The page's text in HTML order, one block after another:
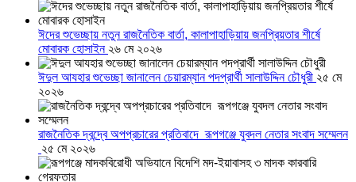
ঈদের শুভেচ্ছায় নতুন রাজনৈতিক বার্তা, কালাপাহাড়িয়ায় জনপ্রিয়তার শীর্ষে
মোবারক হোসাইন ২৬ মে ২০২৬
ঈদুল আযহার শুভেচ্ছা জানালেন চেয়ারম্যান পদপ্রার্থী সালাউদ্দিন চৌধুরী ২৫ মে
২০২৬
রাজনৈতিক দ্বন্দ্বে অপপ্রচারের প্রতিবাদে ‎রূপগঞ্জে যুবদল নেতার সংবাদ সম্মেলন
২৫ মে ২০২৬